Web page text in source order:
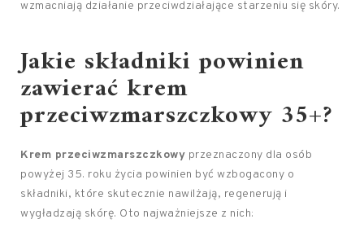
wzmacniają działanie przeciwdziałające starzeniu się skóry.
Jakie składniki powinien
zawierać krem
przeciwzmarszczkowy 35+?
Krem przeciwzmarszczkowy przeznaczony dla osób
powyżej 35. roku życia powinien być wzbogacony o
składniki, które skutecznie nawilżają, regenerują i
wygładzają skórę. Oto najważniejsze z nich: